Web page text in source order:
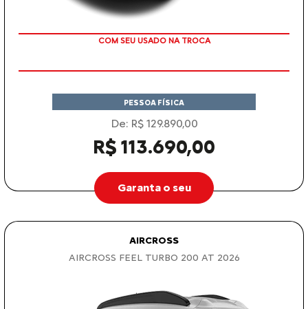
TAXA ZERO
PESSOA FÍSICA
De: R$ 129.890,00
R$ 113.690,00
Garanta o seu
AIRCROSS
AIRCROSS FEEL TURBO 200 AT 2026